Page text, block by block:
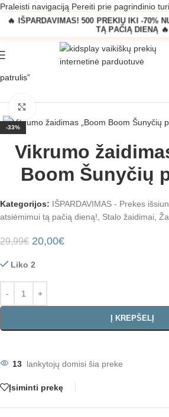
Praleisti navigaciją Pereiti prie pagrindinio
🔥 IŠPARDAVIMAS! 500 PREKIŲ IKI -70%
TĄ PAČIĄ DIENĄ 🔥
Parduotuvė»Vikrumo
patrulis”
-33%
Vikrumo
Boom Šunyčių
Kategorijos: IŠPARDAVIMAS - Prekes
atsiėmimui tą pačią dieną!, Stalo žaidimai,
29,99€ 20,00€
Liko 2
Į KREPŠELĮ
13 lankytojų domisi šia preke
Įsiminti prekę